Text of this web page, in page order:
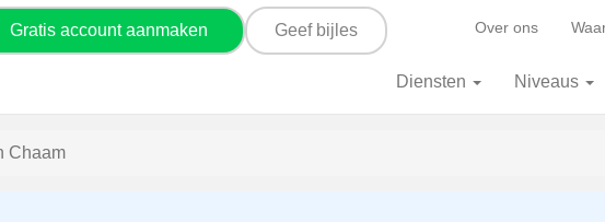
Gratis account aanmaken Geef bijles Over ons
Diensten Niveaus
Chaam